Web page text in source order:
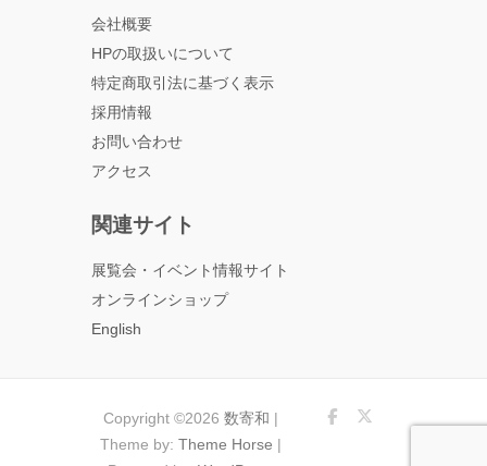
会社概要
HPの取扱いについて
特定商取引法に基づく表示
採用情報
お問い合わせ
アクセス
関連サイト
展覧会・イベント情報サイト
オンラインショップ
English
Copyright ©2026数寄和
Theme by:Theme Horse